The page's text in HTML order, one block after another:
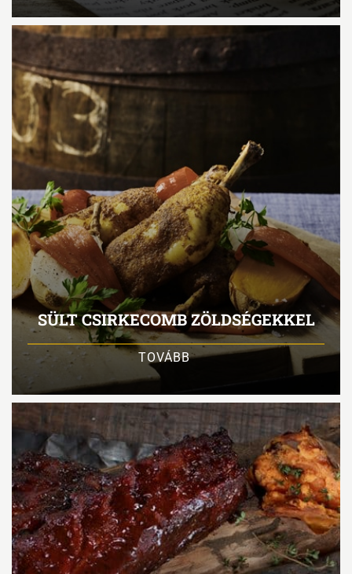
SÜLT CSIRKECOMB ZÖLDSÉGEKKEL
TOVÁBB